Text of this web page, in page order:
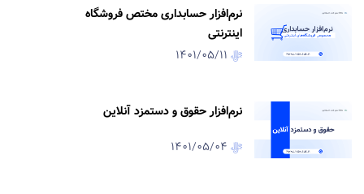
نرم‌افزار حسابداری مختص فروشگاه
اینترنتی
نرم‌افزار حقوق و دستمزد آنلاین